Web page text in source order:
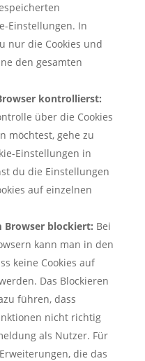
Einstellungen. In
nur die Cookies und
den gesamten
kontrollierst:
über die Cookies
möchtest, gehe zu
Einstellungen in
du die Einstellungen
auf einzelnen
Browser blockiert: Bei
kann man in den
keine Cookies auf
Das Blockieren
führen, dass
nicht richtig
als Nutzer. Für
die das